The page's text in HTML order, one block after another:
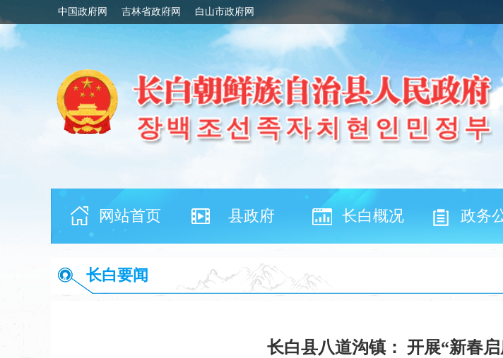
中国政府网 吉林省政府网 白山市政府网
网站首页 县政府 长白概况 政务
长白要闻
长白县八道沟镇： 开展“新春